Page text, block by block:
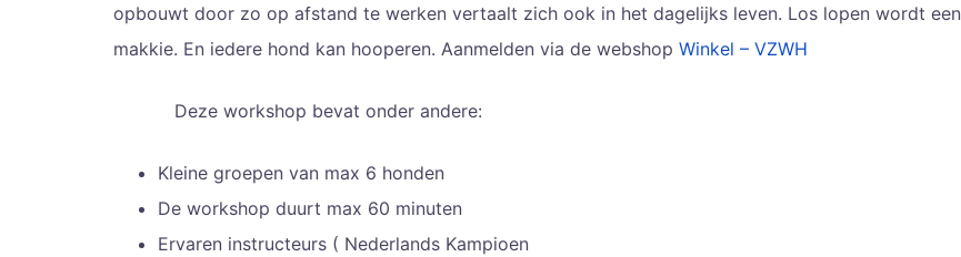
opbouwt door zo op afstand te werken vertaalt zich ook in het dagelijks leven. Los lopen wordt een
makkie. En iedere hond kan hooperen. Aanmelden via de webshop Winkel – VZWH
Deze workshop bevat onder andere:
Kleine groepen van max 6 honden
De workshop duurt max 60 minuten
Ervaren instructeurs ( Nederlands Kampioen